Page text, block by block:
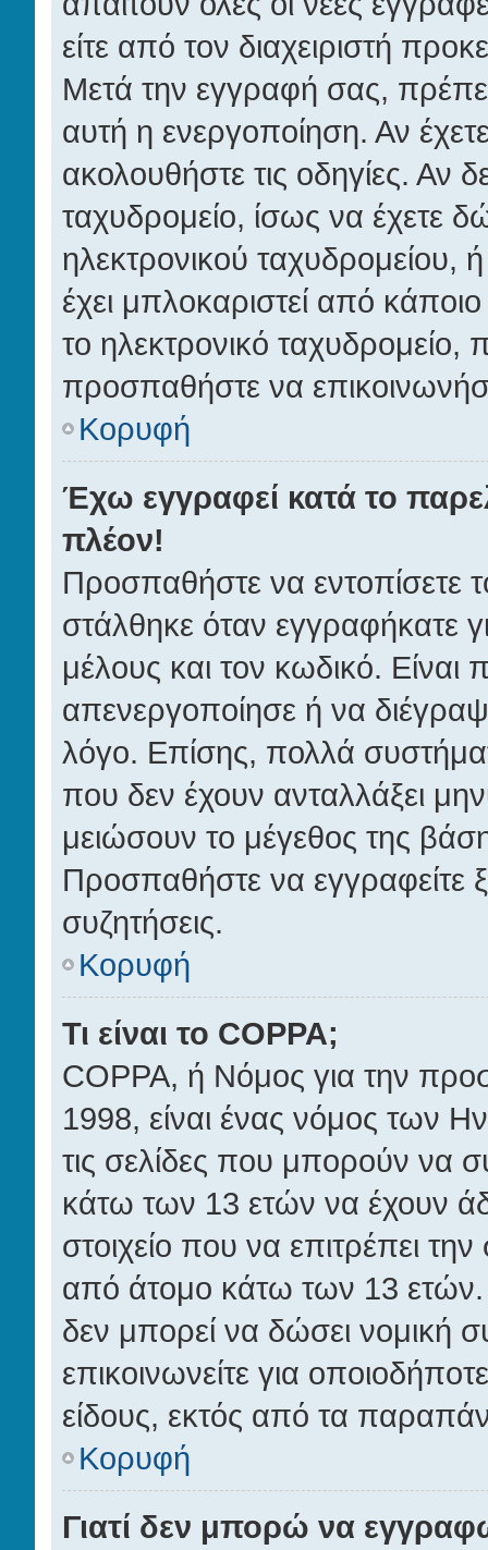
είτε από τον διαχειριστή
Μετά την εγγραφή σας,
αυτή η ενεργοποίηση. Αν
ακολουθήστε τις οδηγίες. Αν
ταχυδρομείο, ίσως να έχετε
ηλεκτρονικού ταχυδρομείου,
έχει μπλοκαριστεί από
το ηλεκτρονικό
προσπαθήστε να
Κορυφή
Έχω εγγραφεί κατά το
πλέον!
Προσπαθήστε να εντοπίσετε
στάλθηκε όταν εγγραφήκατε
μέλους και τον κωδικό. Είναι
απενεργοποίησε ή να
λόγο. Επίσης, πολλά
που δεν έχουν ανταλλάξει
μειώσουν το μέγεθος της
Προσπαθήστε να εγγραφείτε
συζητήσεις.
Κορυφή
Τι είναι το COPPA;
COPPA, ή Νόμος για την
1998, είναι ένας νόμος των
τις σελίδες που μπορούν να
κάτω των 13 ετών να έχουν
στοιχείο που να επιτρέπει
από άτομο κάτω των 13
δεν μπορεί να δώσει νομική
επικοινωνείτε για
είδους, εκτός από τα
Κορυφή
Γιατί δεν μπορώ να